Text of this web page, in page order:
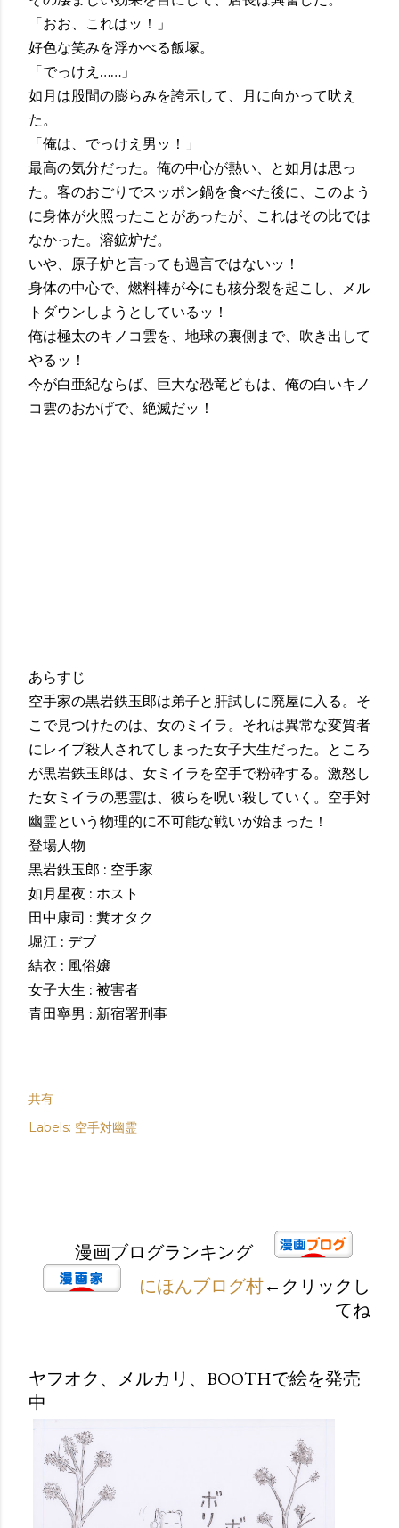
「おお、これはッ！」
好色な笑みを浮かべる飯塚。
「でっけえ……」
如月は股間の膨らみを誇示して、月に向かって吠え
た。
「俺は、でっけえ男ッ！」
最高の気分だった。俺の中心が熱い、と如月は思っ
た。客のおごりでスッポン鍋を食べた後に、このよう
に身体が火照ったことがあったが、これはその比では
なかった。溶鉱炉だ。
いや、原子炉と言っても過言ではないッ！
身体の中心で、燃料棒が今にも核分裂を起こし、メル
トダウンしようとしているッ！
俺は極太のキノコ雲を、地球の裏側まで、吹き出して
やるッ！
今が白亜紀ならば、巨大な恐竜どもは、俺の白いキノ
コ雲のおかげで、絶滅だッ！
あらすじ
空手家の黒岩鉄玉郎は弟子と肝試しに廃屋に入る。そ
こで見つけたのは、女のミイラ。それは異常な変質者
にレイプ殺人されてしまった女子大生だった。ところ
が黒岩鉄玉郎は、女ミイラを空手で粉砕する。激怒し
た女ミイラの悪霊は、彼らを呪い殺していく。空手対
幽霊という物理的に不可能な戦いが始まった！
登場人物
黒岩鉄玉郎 : 空手家
如月星夜 : ホスト
田中康司 : 糞オタク
堀江 : デブ
結衣 : 風俗嬢
女子大生 : 被害者
青田寧男 : 新宿署刑事
共有
Labels: 空手対幽霊
漫画ブログランキング
にほんブログ村←クリックし
てね
ヤフオク、メルカリ、BOOTHで絵を発売
中